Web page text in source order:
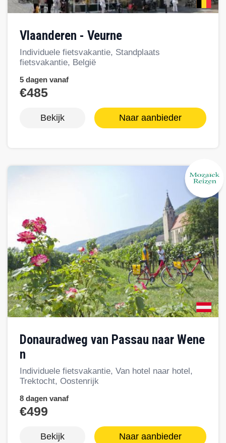
Vlaanderen - Veurne
Individuele fietsvakantie, Standplaats
fietsvakantie, België
5 dagen vanaf
€485
Bekijk Naar aanbieder
Donauradweg van Passau naar Wene
n
Individuele fietsvakantie, Van hotel naar hotel,
Trektocht, Oostenrijk
8 dagen vanaf
€499
Bekijk Naar aanbieder